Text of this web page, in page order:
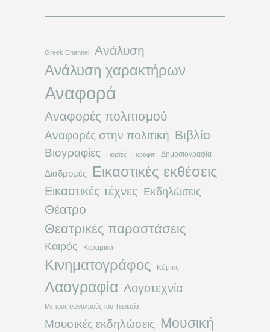
Greek Channel Ανάλυση
Ανάλυση χαρακτήρων
Αναφορά
Αναφορές πολιτισμού
Αναφορές στην πολιτική Βιβλίο
Βιογραφίες Γιορτές Γκράφιτι Δημοσιογραφία
Διαδρομές Εικαστικές εκθέσεις
Εικαστικές τέχνες Εκδηλώσεις
Θέατρο
Θεατρικές παραστάσεις
Καιρός Κεραμικά
Κινηματογράφος Κόμικς
Λαογραφία Λογοτεχνία
Με τους οφθαλμούς του Τειρεσία
Μουσικές εκδηλώσεις Μουσική